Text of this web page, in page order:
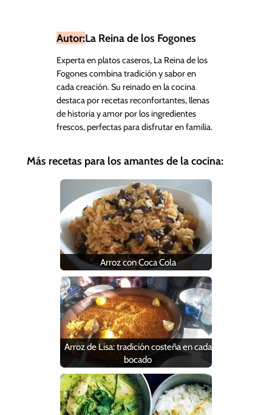
Autor:La Reina de los Fogones
Experta en platos caseros, La Reina de los
Fogones combina tradición y sabor en
cada creación. Su reinado en la cocina
destaca por recetas reconfortantes, llenas
de historia y amor por los ingredientes
frescos, perfectas para disfrutar en familia.
Más recetas para los amantes de la cocina:
Arroz con Coca Cola
Arroz de Lisa: tradición costeña en cada
bocado